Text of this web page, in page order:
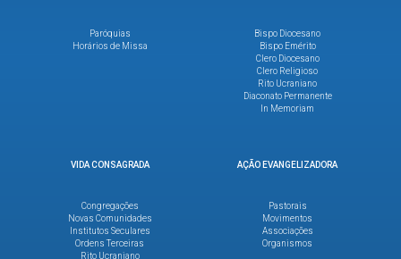
Paróquias
Horários de Missa
Bispo Diocesano
Bispo Emérito
Clero Diocesano
Clero Religioso
Rito Ucraniano
Diaconato Permanente
In Memoriam
VIDA CONSAGRADA
Congregações
Novas Comunidades
Institutos Seculares
Ordens Terceiras
Rito Ucraniano
AÇÃO EVANGELIZADORA
Pastorais
Movimentos
Associações
Organismos